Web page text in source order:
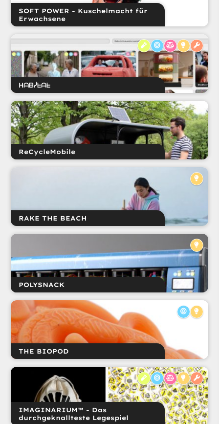
SOFT POWER - Kuschelmacht für
Erwachsene
ᕼᗩᗷᓰᖶᗩᖶ
ReCycleMobile
RAKE THE BEACH
POLYSNACK
THE BIOPOD
IMAGINARIUM™ - Das
durchgeknallteste Legespiel